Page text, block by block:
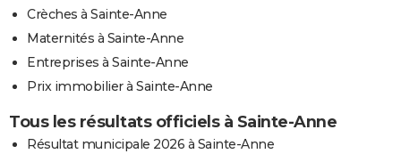
Crèches à Sainte-Anne
Maternités à Sainte-Anne
Entreprises à Sainte-Anne
Prix immobilier à Sainte-Anne
Tous les résultats officiels à Sainte-Anne
Résultat municipale 2026 à Sainte-Anne